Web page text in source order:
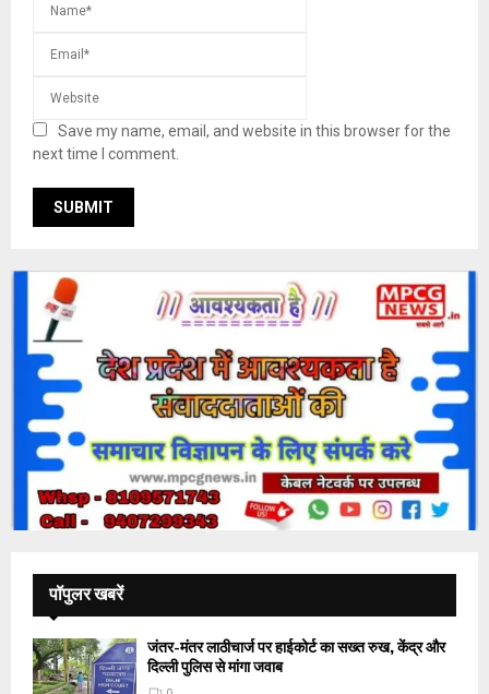
Save my name, email, and website in this browser for the
next time I comment.
पॉपुलर खबरें
जंतर-मंतर लाठीचार्ज पर हाईकोर्ट का सख्त रुख, केंद्र और
दिल्ली पुलिस से मांगा जवाब